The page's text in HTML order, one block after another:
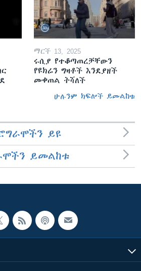
ማርች 13, 2025
ሩሲያ የተቆጣጠረቻቸውን
የዩክሬን ግዛቶች እንደያዘች
መቀጠል ትሻለች
ሁሉንም ክፍሎች ይመልከቱ
ይዩ
ይመልከቱ